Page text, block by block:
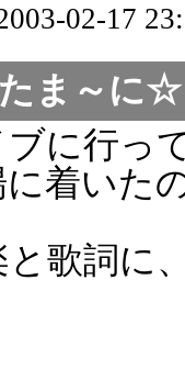
02-17
ま～に
に行っ
着いた
と歌詞に